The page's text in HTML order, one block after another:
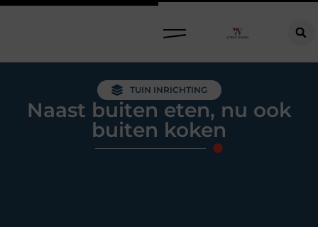
TUIN INRICHTING
Naast buiten eten, nu ook
buiten koken